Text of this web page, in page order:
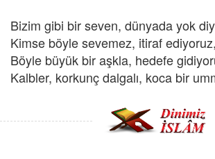
Bizim gibi bir seven, dünyada yok
Kimse böyle sevemez, itiraf ediyoruz,
Böyle büyük bir aşkla, hedefe
Kalbler, korkunç dalgalı, koca bir